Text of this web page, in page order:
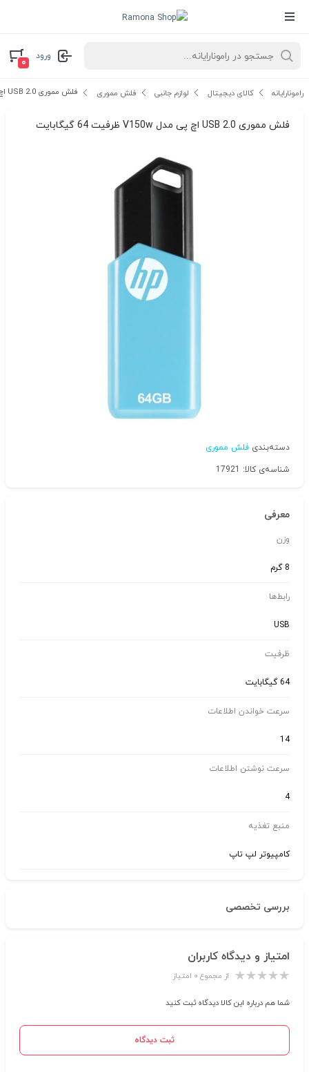
ورود
۰
رامونارایانه کالای دیجیتال لوازم جانبی فلش مموری فلش مموری USB 2.0 اچ پی مدل V150w ظرفیت 64 گیگابایت
فلش مموری USB 2.0 اچ پی مدل V150w ظرفیت 64 گیگابایت
دسته‌بندی فلش مموری
شناسه‌ی کالا: 17921
معرفی
وزن
8 گرم
رابط‌ها
USB
ظرفیت
64 گیگابایت
سرعت خواندن اطلاعات
14
سرعت نوشتن اطلاعات
4
منبع تغذیه
کامپیوتر لپ تاپ
بررسی تخصصی
امتیاز و دیدگاه کاربران
از مجموع ۰ امتیاز
شما هم درباره این کالا دیدگاه ثبت کنید
ثبت دیدگاه